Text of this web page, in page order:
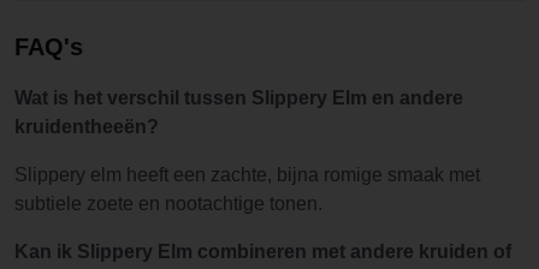
FAQ's
Wat is het verschil tussen Slippery Elm en andere
kruidentheeën?
Slippery elm heeft een zachte, bijna romige smaak met
subtiele zoete en nootachtige tonen.
Kan ik Slippery Elm combineren met andere kruiden of